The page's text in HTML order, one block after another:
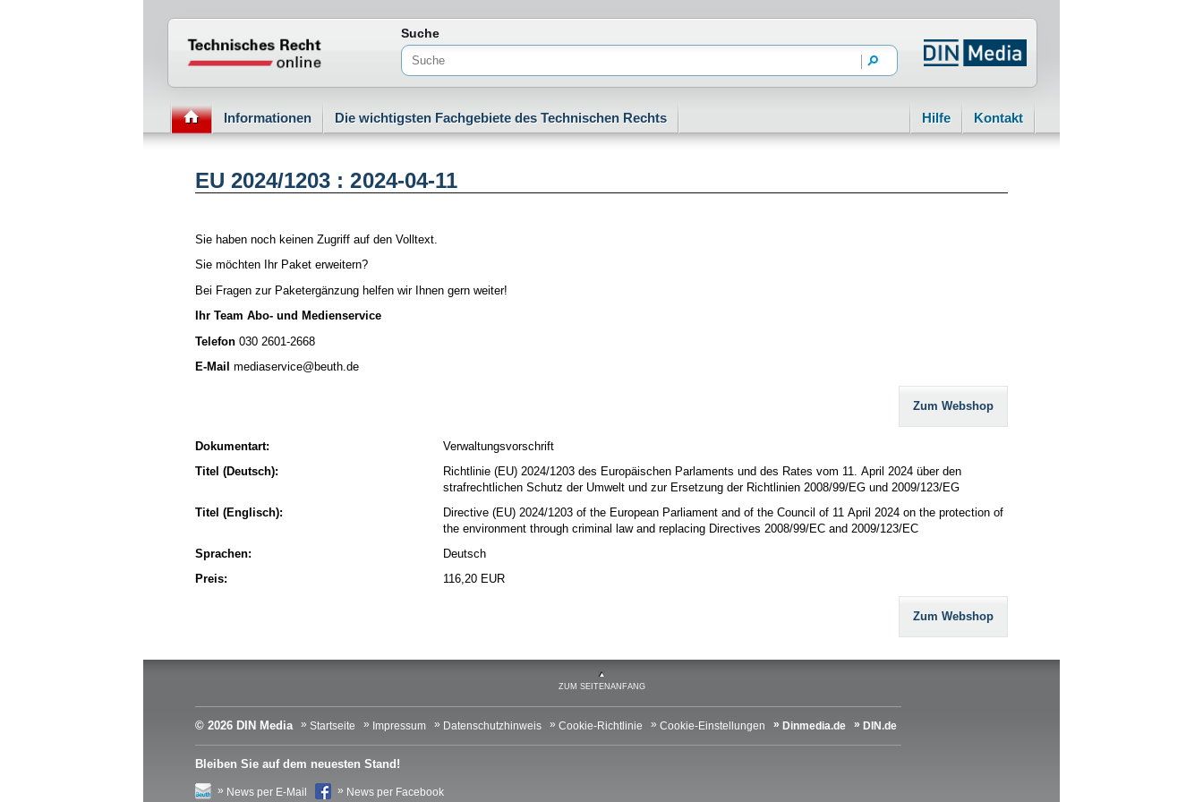
Normenportal Barrierefreiheit
Suche
Informationen Die wichtigsten Fachgebiete des Technischen Rechts Hilfe Kontakt
EU 2024/1203 : 2024-04-11
Sie haben noch keinen Zugriff auf den Volltext.
Sie möchten Ihr Paket erweitern?
Bei Fragen zur Paketergänzung helfen wir Ihnen gern weiter!
Ihr Team Abo- und Medienservice
Telefon 030 2601-2668
E-Mail mediaservice@beuth.de
Zum Webshop
Dokumentart:
Verwaltungsvorschrift
Titel (Deutsch):
Richtlinie (EU) 2024/1203 des Europäischen Parlaments und des Rates vom 11. April 2024 über den
strafrechtlichen Schutz der Umwelt und zur Ersetzung der Richtlinien 2008/99/EG und 2009/123/EG
Titel (Englisch):
Directive (EU) 2024/1203 of the European Parliament and of the Council of 11 April 2024 on the protection of
the environment through criminal law and replacing Directives 2008/99/EC and 2009/123/EC
Sprachen:
Deutsch
Preis:
116,20 EUR
Zum Webshop
ZUM SEITENANFANG
© 2026 DIN Media Startseite Impressum Datenschutzhinweis Cookie-Richtlinie Cookie-Einstellungen Dinmedia.de DIN.de
Bleiben Sie auf dem neuesten Stand!
News per E-Mail News per Facebook